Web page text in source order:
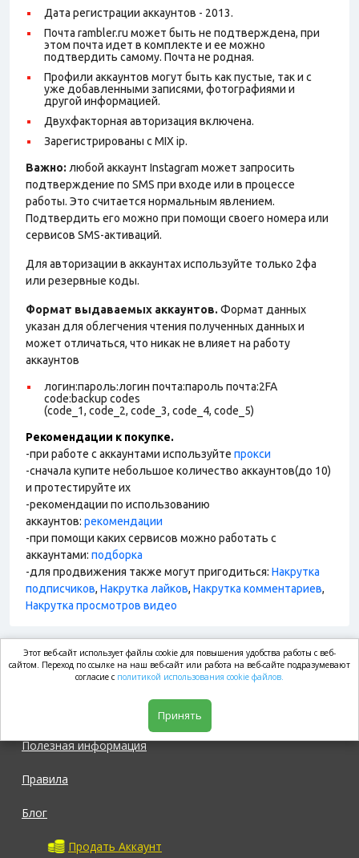
Дата регистрации аккаунтов - 2013.
Почта rambler.ru может быть не подтверждена, при
этом почта идет в комплекте и ее можно
подтвердить самому. Почта не родная.
Профили аккаунтов могут быть как пустые, так и с
уже добавленными записями, фотографиями и
другой информацией.
Двухфакторная авторизация включена.
Зарегистрированы с MIX ip.
Важно: любой аккаунт Instagram может запросить
подтверждение по SMS при входе или в процессе
работы. Это считается нормальным явлением.
Подтвердить его можно при помощи своего номера или
сервисов SMS-активаций.
Для авторизации в аккаунтах используйте только 2фа
или резервные коды.
Формат выдаваемых аккаунтов. Формат данных
указан для облегчения чтения полученных данных и
может отличаться, что никак не влияет на работу
аккаунтов
логин:пароль:логин почта:пароль почта:2FA
code:backup codes
(code_1, code_2, code_3, code_4, code_5)
Рекомендации к покупке.
-при работе с аккаунтами используйте прокси
-сначала купите небольшое количество аккаунтов(до 10)
и протестируйте их
-рекомендации по использованию
аккаунтов: рекомендации
-при помощи каких сервисов можно работать с
аккаунтами: подборка
-для продвижения также могут пригодиться: Накрутка
подписчиков, Накрутка лайков, Накрутка комментариев,
Накрутка просмотров видео
market.com
Полезная информация
Правила
Блог
Продать Аккаунт
Этот веб-сайт использует файлы cookie для повышения удобства работы с веб-
сайтом. Переход по ссылке на наш веб-сайт или работа на веб-сайте подразумевают
согласие с политикой использования cookie файлов.
Принять